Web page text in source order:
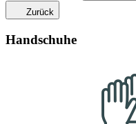
Zurück
Handschuhe